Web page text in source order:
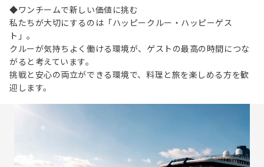
◆ワンチームで新しい価値に挑む
私たちが大切にするのは「ハッピークルー・ハッピーゲス
ト」。
クルーが気持ちよく働ける環境が、ゲストの最高の時間につな
がると考えています。
挑戦と安心の両立ができる環境で、料理と旅を楽しめる方を歓
迎します。